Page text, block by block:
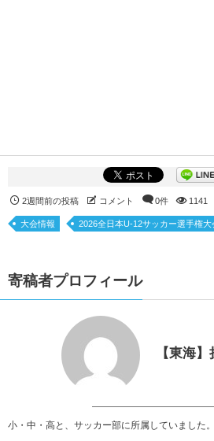
2週間前の投稿 コメント 0件 1141
大会情報 2026全日本U-12サッカー選手権大
寄稿者プロフィール
【東海
小・中・高と、サッカー部に所属していました。